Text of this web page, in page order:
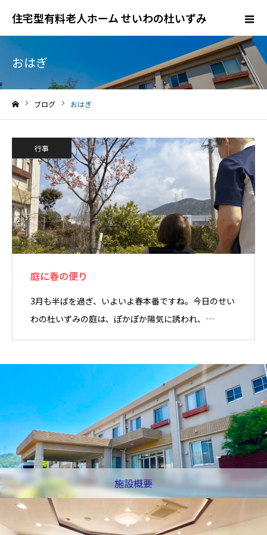
住宅型有料老人ホーム せいわの杜いずみ
おはぎ
ブログ おはぎ
行事
庭に春の便り
3月も半ばを過ぎ、いよいよ春本番ですね。今日のせい
わの杜いずみの庭は、ぽかぽか陽気に誘われ、…
施設概要